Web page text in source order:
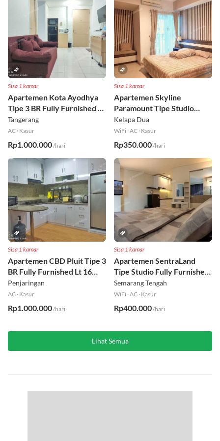
Sisa 1 kamar
Apartemen Kota Ayodhya
Tipe 3 BR Fully Furnished Lt
6
Tangerang
AC · Kasur
Rp1.000.000/hari
Sisa 1 kamar
Apartemen Skyline
Paramount Tipe Studio
Fully Furnished Lt 8
Kelapa Dua
WiFi ·AC · Kasur
Rp350.000/hari
Sisa 1 kamar
Apartemen CBD Pluit Tipe 3
BR Fully Furnished Lt 16
Utara
Penjaringan
AC · Kasur
Rp1.000.000/hari
Sisa 1 kamar
Apartemen SentraLand
Tipe Studio Fully Furnished
Lt 8
Semarang Tengah
WiFi ·AC · Kasur
Rp400.000/hari
Lihat Semua